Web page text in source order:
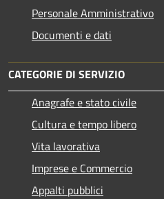
Personale Amministrativo
Documenti e dati
CATEGORIE DI SERVIZIO
Anagrafe e stato civile
Cultura e tempo libero
Vita lavorativa
Imprese e Commercio
Appalti pubblici